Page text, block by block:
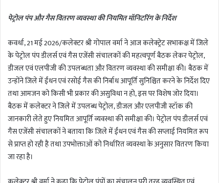
पेट्रोल पंप और गैस वितरण व्यवस्था की नियमित मॉनिटरिंग के निर्देश
कवर्धा, 21 मई 2026/कलेक्टर श्री गोपाल वर्मा ने आज कलेक्ट्रेट सभाकक्ष में जिले
के पेट्रोल पंप डीलर्स एवं गैस एजेंसी संचालकों की महत्वपूर्ण बैठक लेकर पेट्रोल,
डीजल एवं एलपीजी की उपलब्धता और वितरण व्यवस्था की समीक्षा की। बैठक में
उन्होंने जिले में ईंधन एवं रसोई गैस की निर्बाध आपूर्ति सुनिश्चित करने के निर्देश दिए
तथा आमजन को किसी भी प्रकार की असुविधा न हो, इस पर विशेष जोर दिया।
बैठक में कलेक्टर ने जिले में उपलब्ध पेट्रोल, डीजल और एलपीजी स्टॉक की
जानकारी लेते हुए नियमित आपूर्ति व्यवस्था की समीक्षा की। पेट्रोल पंप डीलर्स एवं
गैस एजेंसी संचालकों ने बताया कि जिले में ईंधन एवं गैस की सप्लाई नियमित रूप
से प्राप्त हो रही है तथा उपभोक्ताओं को निर्धारित व्यवस्था के अनुसार वितरण किया
जा रहा है।